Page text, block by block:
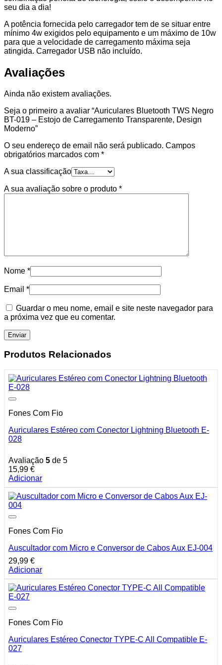
seu dia a dia!
A potência fornecida pelo carregador tem de se situar entre
mínimo 4w exigidos pelo equipamento e um máximo de 10w
para que a velocidade de carregamento máxima seja
atingida. Carregador USB não incluído.
Avaliações
Ainda não existem avaliações.
Seja o primeiro a avaliar “Auriculares Bluetooth TWS Negro
BT-019 – Estojo de Carregamento Transparente, Design
Moderno”
O seu endereço de email não será publicado. Campos
obrigatórios marcados com *
A sua classificação
A sua avaliação sobre o produto *
Nome *
Email *
Guardar o meu nome, email e site neste navegador para
a próxima vez que eu comentar.
Produtos Relacionados
Fones Com Fio
Auriculares Estéreo com Conector Lightning Bluetooth E-
028
Avaliação 5 de 5
15,99 €
Adicionar
Fones Com Fio
Auscultador com Micro e Conversor de Cabos Aux EJ-004
29,99 €
Adicionar
Fones Com Fio
Auriculares Estéreo Conector TYPE-C All Compatible E-
027